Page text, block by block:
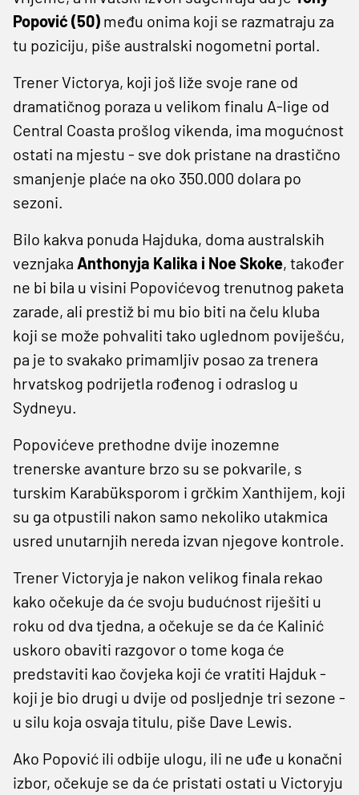
Popović (50) među onima koji se razmatraju za
tu poziciju, piše australski nogometni portal.
Trener Victorya, koji još liže svoje rane od
dramatičnog poraza u velikom finalu A-lige od
Central Coasta prošlog vikenda, ima mogućnost
ostati na mjestu - sve dok pristane na drastično
smanjenje plaće na oko 350.000 dolara po
sezoni.
Bilo kakva ponuda Hajduka, doma australskih
veznjaka Anthonyja Kalika i Noe Skoke, također
ne bi bila u visini Popovićevog trenutnog paketa
zarade, ali prestiž bi mu bio biti na čelu kluba
koji se može pohvaliti tako uglednom poviješću,
pa je to svakako primamljiv posao za trenera
hrvatskog podrijetla rođenog i odraslog u
Sydneyu.
Popovićeve prethodne dvije inozemne
trenerske avanture brzo su se pokvarile, s
turskim Karabüksporom i grčkim Xanthijem, koji
su ga otpustili nakon samo nekoliko utakmica
usred unutarnjih nereda izvan njegove kontrole.
Trener Victoryja je nakon velikog finala rekao
kako očekuje da će svoju budućnost riješiti u
roku od dva tjedna, a očekuje se da će Kalinić
uskoro obaviti razgovor o tome koga će
predstaviti kao čovjeka koji će vratiti Hajduk -
koji je bio drugi u dvije od posljednje tri sezone -
u silu koja osvaja titulu, piše Dave Lewis.
Ako Popović ili odbije ulogu, ili ne uđe u konačni
izbor, očekuje se da će pristati ostati u Victoryju